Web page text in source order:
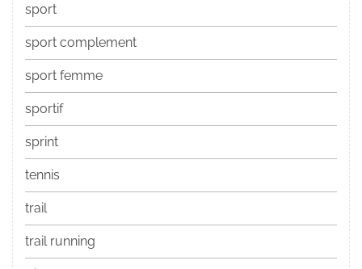
sport
sport complement
sport femme
sportif
sprint
tennis
trail
trail running